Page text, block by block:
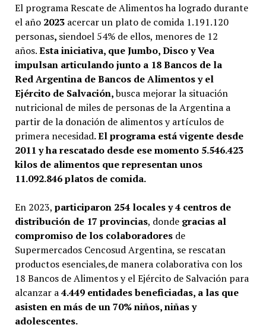
El programa Rescate de Alimentos ha logrado durante
el año 2023acercar un plato de comida 1.191.120
personas, siendoel 54% de ellos, menores de 12
años.Esta iniciativa, que Jumbo, Disco y Vea
impulsan articulando junto a 18 Bancos de la
RedArgentina de Bancos de Alimentos y el
Ejército de Salvación,busca mejorar la situación
nutricional de miles de personas de la Argentina a
partir de la donación de alimentos y artículos de
primera necesidad. El programa está vigente desde
2011 y ha rescatado desde ese momento 5.546.423
kilos de alimentos que representan unos
11.092.846 platos de comida.
En 2023, participaron 254 locales y 4 centros de
distribución de 17 provincias, donde gracias al
compromiso de los colaboradoresde
Supermercados Cencosud Argentina, se rescatan
productos esenciales,de manera colaborativa con los
18 Bancos de Alimentos y el Ejército de Salvación para
alcanzar a4.449 entidades beneficiadas, a las que
asisten en más de un 70% niños, niñas y
adolescentes.